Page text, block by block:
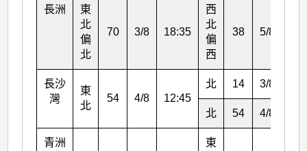
長洲
東
北
偏
北
70 3/8 18:35
西
北
偏
西
38 5/8
長沙
灣
東
北
54 4/8 12:45
北 14 3/8
北 54 4/8
青洲
東